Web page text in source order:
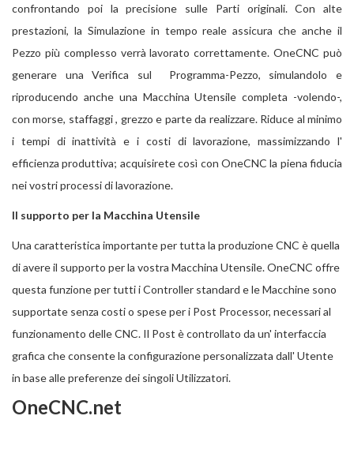
confrontando poi la precisione sulle Parti originali. Con alte
prestazioni, la Simulazione in tempo reale assicura che anche il
Pezzo più complesso verrà lavorato correttamente. OneCNC può
generare una Verifica sul Programma-Pezzo, simulandolo e
riproducendo anche una Macchina Utensile completa -volendo-,
con morse, staffaggi , grezzo e parte da realizzare. Riduce al minimo
i tempi di inattività e i costi di lavorazione, massimizzando l'
efficienza produttiva; acquisirete così con OneCNC la piena fiducia
nei vostri processi di lavorazione.
Il supporto per la Macchina Utensile
Una caratteristica importante per tutta la produzione CNC è quella
di avere il supporto per la vostra Macchina Utensile. OneCNC offre
questa funzione per tutti i Controller standard e le Macchine sono
supportate senza costi o spese per i Post Processor, necessari al
funzionamento delle CNC. Il Post è controllato da un' interfaccia
grafica che consente la configurazione personalizzata dall' Utente
in base alle preferenze dei singoli Utilizzatori.
OneCNC.net